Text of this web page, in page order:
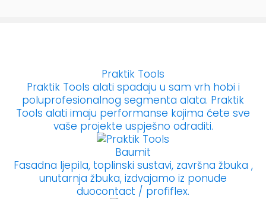
Praktik Tools
Praktik Tools alati spadaju u sam vrh hobi i
poluprofesionalnog segmenta alata. Praktik
Tools alati imaju performanse kojima ćete sve
vaše projekte uspješno odraditi.
Baumit
Fasadna ljepila, toplinski sustavi, završna žbuka ,
unutarnja žbuka, izdvajamo iz ponude
duocontact / profiflex.